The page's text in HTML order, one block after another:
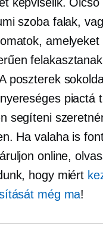
szobafalak,
amelyeket
poszterek
piactá
segíteni
Ha valaha is
online,
hogy miért
még ma!